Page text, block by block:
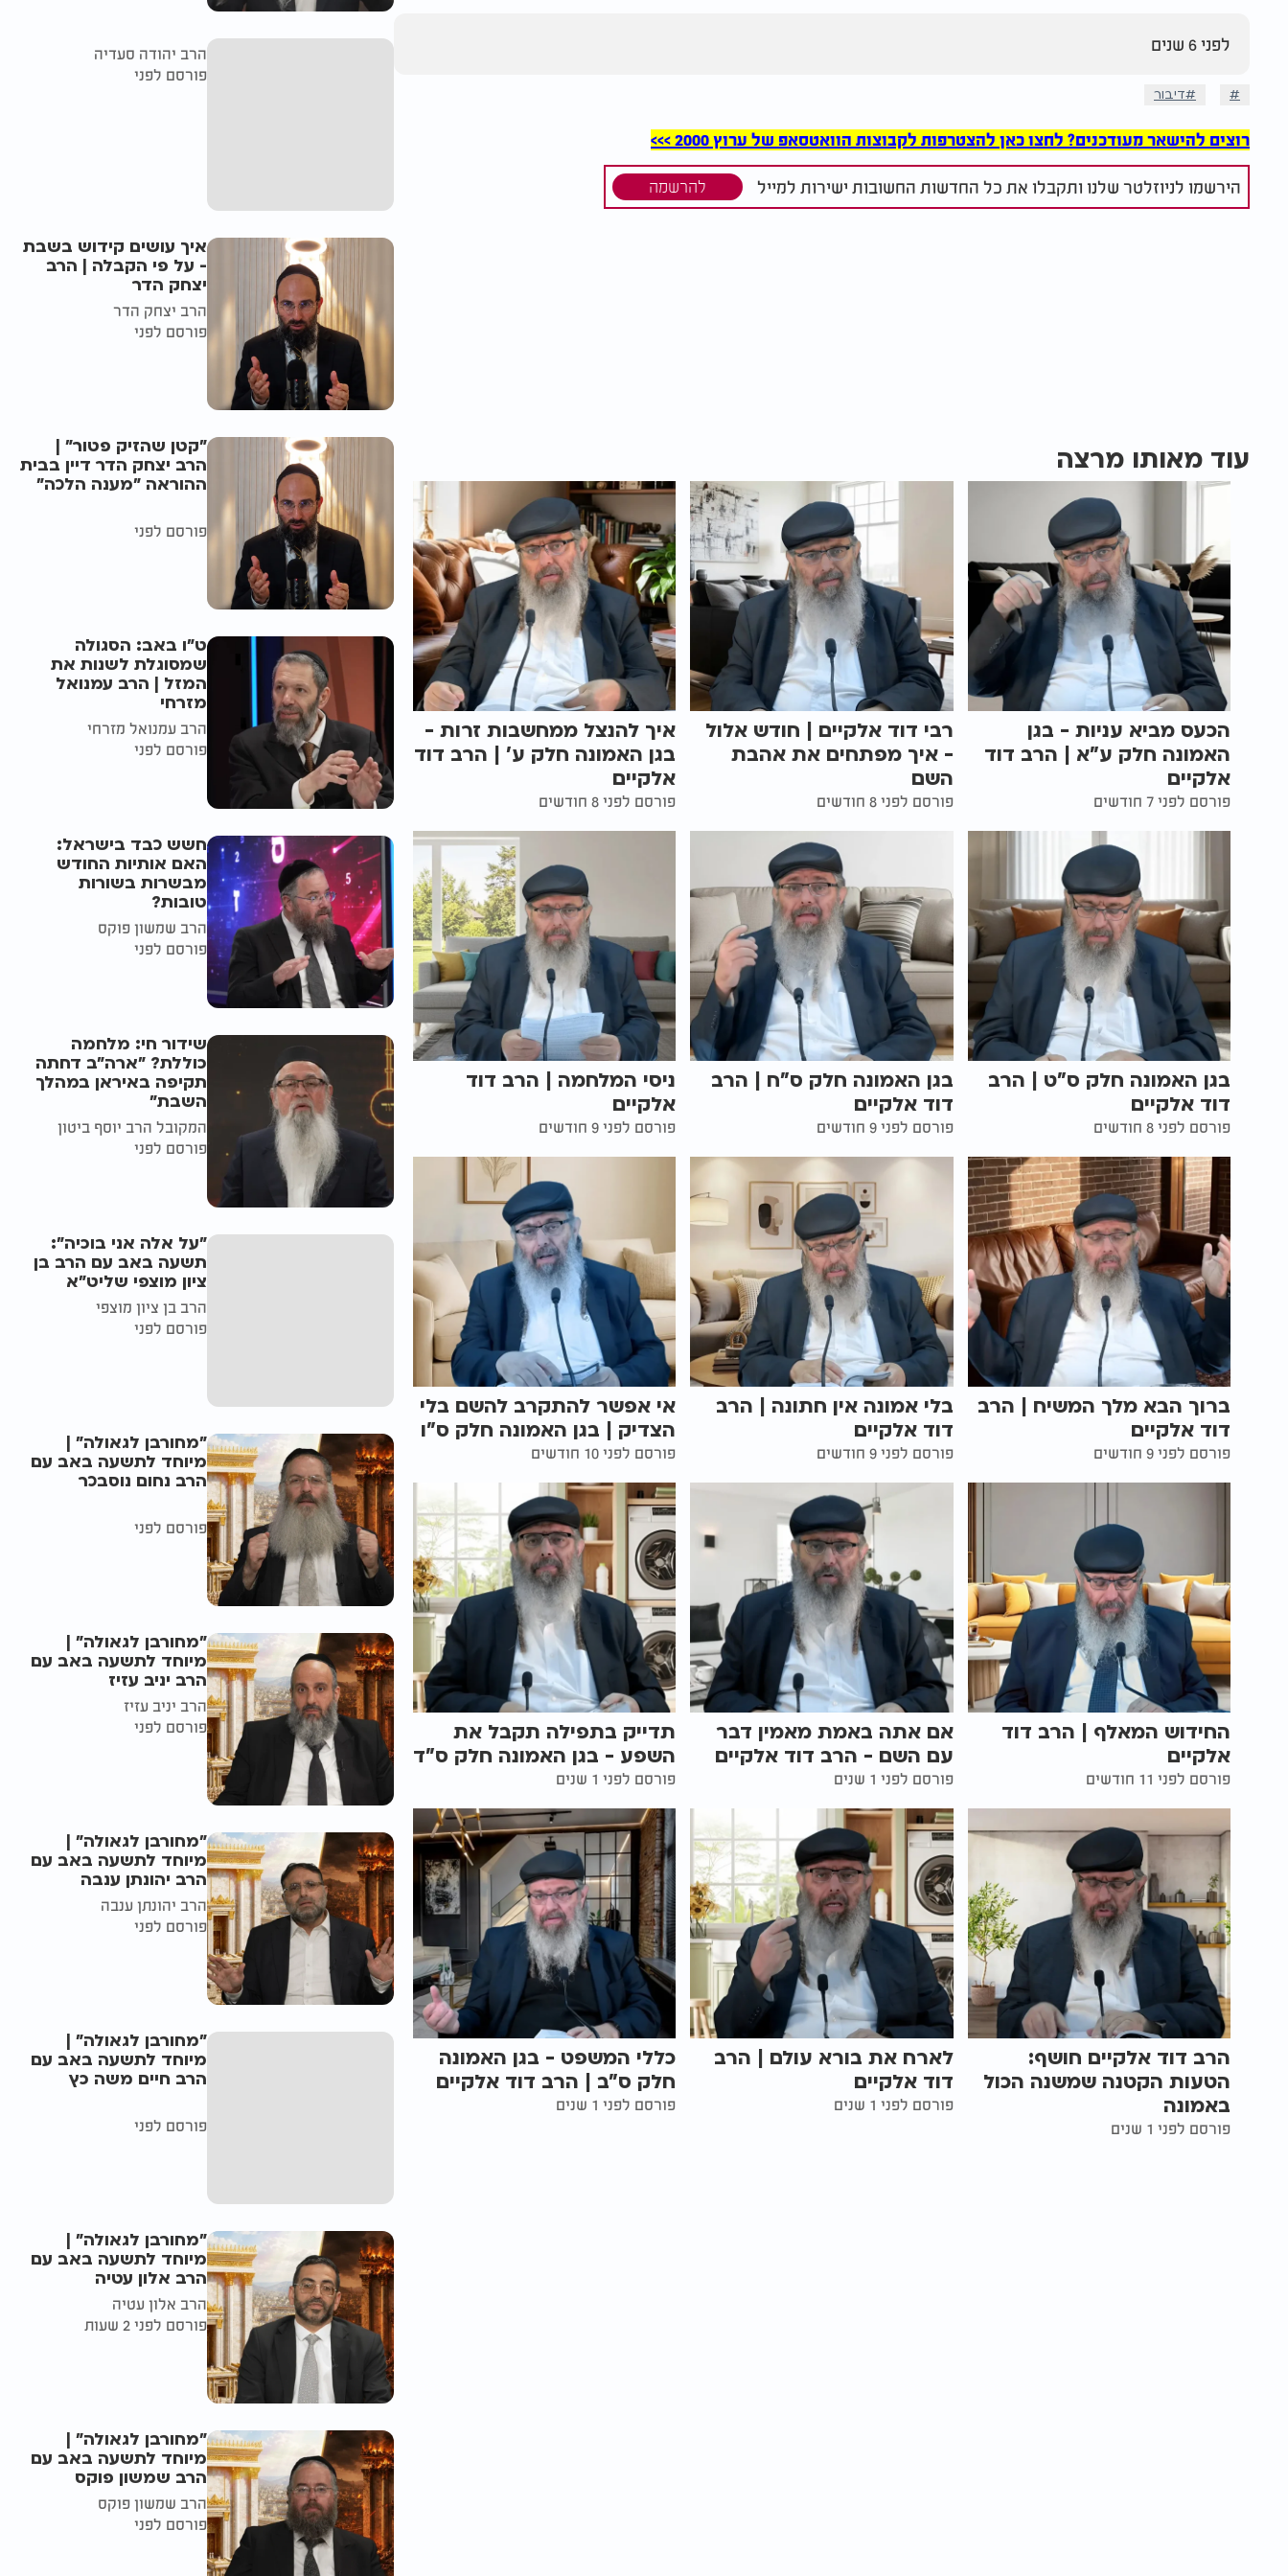
לפני 6 שנים
דיבור
רוצים להישאר מעודכנים? לחצו כאן להצטרפות לקבוצות הוואטסאפ של ערוץ 2000 >>>
הירשמו לניוזלטר שלנו ותקבלו את כל החדשות החשובות ישירות למייל להרשמה
עוד מאותו מרצה
הכעס מביא עניות - בגן
האמונה חלק ע"א | הרב דוד
אלקיים
פורסם לפני 7 חודשים
רבי דוד אלקיים | חודש אלול
- איך מפתחים את אהבת
השם
פורסם לפני 8 חודשים
איך להנצל ממחשבות זרות -
בגן האמונה חלק ע' | הרב דוד
אלקיים
פורסם לפני 8 חודשים
בגן האמונה חלק ס"ט | הרב
דוד אלקיים
פורסם לפני 8 חודשים
בגן האמונה חלק ס"ח | הרב
דוד אלקיים
פורסם לפני 9 חודשים
ניסי המלחמה | הרב דוד
אלקיים
פורסם לפני 9 חודשים
ברוך הבא מלך המשיח | הרב
דוד אלקיים
פורסם לפני 9 חודשים
בלי אמונה אין חתונה | הרב
דוד אלקיים
פורסם לפני 9 חודשים
אי אפשר להתקרב להשם בלי
הצדיק | בגן האמונה חלק ס"ו
פורסם לפני 10 חודשים
החידוש המאלף | הרב דוד
אלקיים
פורסם לפני 11 חודשים
אם אתה באמת מאמין דבר
עם השם - הרב דוד אלקיים
פורסם לפני 1 שנים
תדייק בתפילה תקבל את
השפע - בגן האמונה חלק ס"ד
פורסם לפני 1 שנים
הרב דוד אלקיים חושף:
הטעות הקטנה שמשנה הכול
באמונה
פורסם לפני 1 שנים
לארח את בורא עולם | הרב
דוד אלקיים
פורסם לפני 1 שנים
כללי המשפט - בגן האמונה
חלק ס"ב | הרב דוד אלקיים
פורסם לפני 1 שנים
הרב יהודה סעדיה
פורסם לפני
איך עושים קידוש בשבת
- על פי הקבלה | הרב
יצחק הדר
הרב יצחק הדר
פורסם לפני
"קטן שהזיק פטור" |
הרב יצחק הדר דיין בבית
ההוראה "מענה הלכה"
פורסם לפני
ט"ו באב: הסגולה
שמסוגלת לשנות את
המזל | הרב עמנואל
מזרחי
הרב עמנואל מזרחי
פורסם לפני
חשש כבד בישראל:
האם אותיות החודש
מבשרות בשורות
טובות?
הרב שמשון פוקס
פורסם לפני
שידור חי: מלחמה
כוללת? ״ארה"ב דחתה
תקיפה באיראן במהלך
השבת״
המקובל הרב יוסף ביטון
פורסם לפני
"על אלה אני בוכיה":
תשעה באב עם הרב בן
ציון מוצפי שליט"א
הרב בן ציון מוצפי
פורסם לפני
"מחורבן לגאולה" |
מיוחד לתשעה באב עם
הרב נחום נוסבכר
פורסם לפני
"מחורבן לגאולה" |
מיוחד לתשעה באב עם
הרב יניב עזיז
הרב יניב עזיז
פורסם לפני
"מחורבן לגאולה" |
מיוחד לתשעה באב עם
הרב יהונתן ענבה
הרב יהונתן ענבה
פורסם לפני
"מחורבן לגאולה" |
מיוחד לתשעה באב עם
הרב חיים משה כץ
פורסם לפני
"מחורבן לגאולה" |
מיוחד לתשעה באב עם
הרב אלון עטיה
הרב אלון עטיה
פורסם לפני 2 שעות
"מחורבן לגאולה" |
מיוחד לתשעה באב עם
הרב שמשון פוקס
הרב שמשון פוקס
פורסם לפני